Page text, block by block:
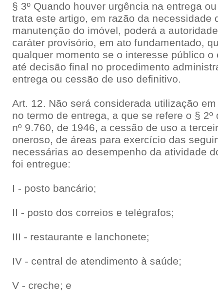
§ 3º Quando houver urgência na entrega
trata este artigo, em razão da necessidade
manutenção do imóvel, poderá a
caráter provisório, em ato fundamentado,
qualquer momento se o interesse público
até decisão final no procedimento
entrega ou cessão de uso definitivo.
Art. 12. Não será considerada utilização
no termo de entrega, a que se refere o §
nº 9.760, de 1946, a cessão de uso a
oneroso, de áreas para exercício das
necessárias ao desempenho da atividade
foi entregue:
I - posto bancário;
II - posto dos correios e telégrafos;
III - restaurante e lanchonete;
IV - central de atendimento à saúde;
V - creche; e